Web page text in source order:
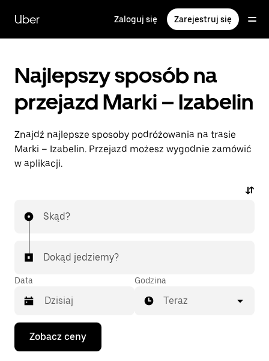
głównej
zawartości
Uber Zaloguj się Zarejestruj się
Najlepszy sposób na
przejazd Marki – Izabelin
Znajdź najlepsze sposoby podróżowania na trasie
Marki – Izabelin. Przejazd możesz wygodnie zamówić
w aplikacji.
Skąd?
Dokąd jedziemy?
Data
Naciśnij
klawisz
strzałki
Godzina
Teraz
Zobacz ceny